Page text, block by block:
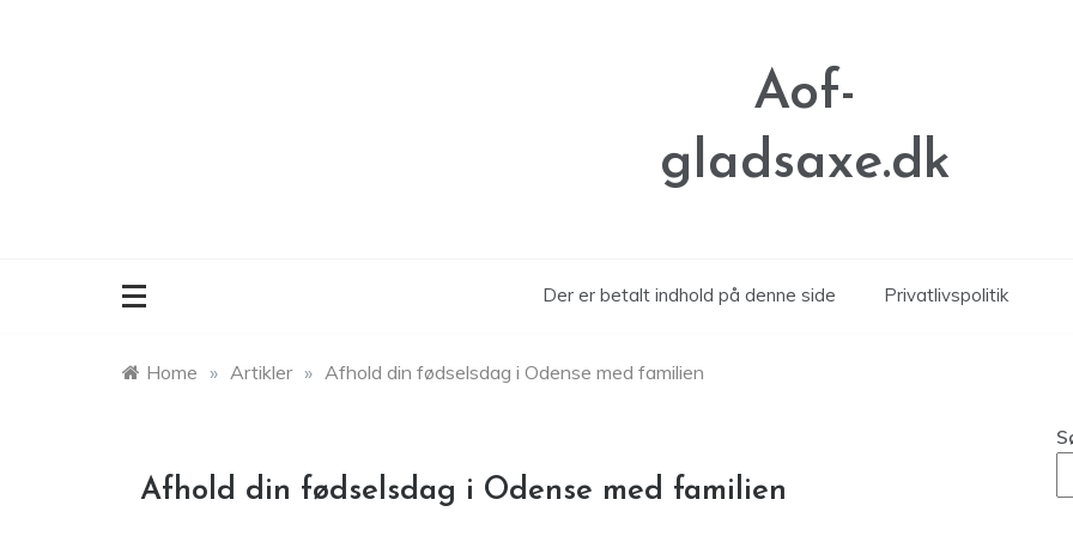
Aof-
gladsaxe.dk
Der er betalt indhold på denne side Privatlivspolitik
Home » Artikler » Afhold din fødselsdag i Odense med familien
Afhold din fødselsdag i Odense med familien